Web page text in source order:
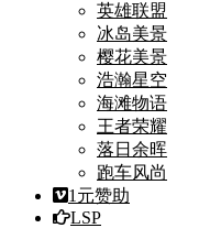
英雄联盟
冰岛美景
樱花美景
浩瀚星空
海滩物语
王者荣耀
落日余晖
跑车风尚
1元赞助
LSP